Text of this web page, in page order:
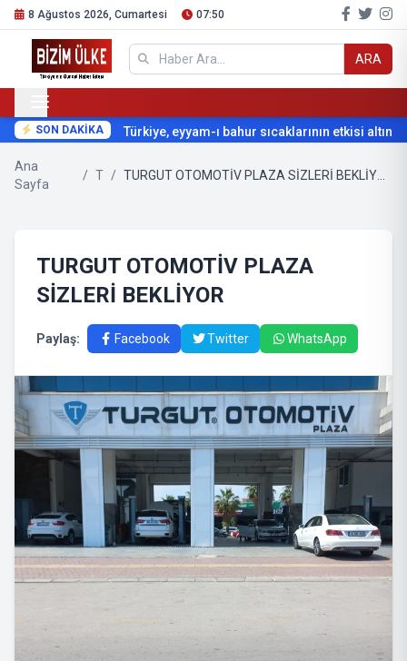
8 Ağustos 2026, Cumartesi 07:50
ARA
SON DAKİKA Türkiye, eyyam-ı bahur sıcaklarının etkisi altına
Ana
Sayfa
/ T / TURGUT OTOMOTİV PLAZA SİZLERİ BEKLİYOR
TURGUT OTOMOTİV PLAZA
SİZLERİ BEKLİYOR
Paylaş: Facebook Twitter WhatsApp